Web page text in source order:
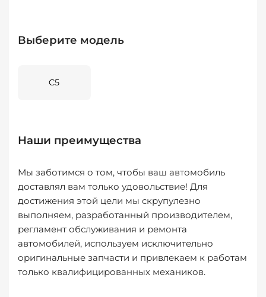
Выберите модель
C5
Наши преимущества
Мы заботимся о том, чтобы ваш автомобиль
доставлял вам только удовольствие! Для
достижения этой цели мы скрупулезно
выполняем, разработанный производителем,
регламент обслуживания и ремонта
автомобилей, используем исключительно
оригинальные запчасти и привлекаем к работам
только квалифицированных механиков.